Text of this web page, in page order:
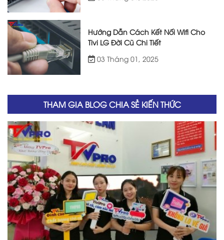
Hướng Dẫn Cách Kết Nối Wifi Cho
Tivi LG Đời Cũ Chi Tiết
03 Tháng 01, 2025
THAM GIA BLOG CHIA SẺ KIẾN THỨC